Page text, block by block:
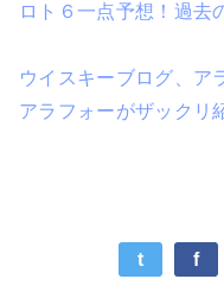
ロト６一点予想！過去
ウイスキーブログ、ア
アラフォーがザックリ
t f